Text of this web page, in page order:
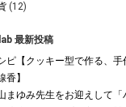
(12)
最新投稿
ピ【クッキー型で作る、手
香】
まゆみ先生をお迎えして「